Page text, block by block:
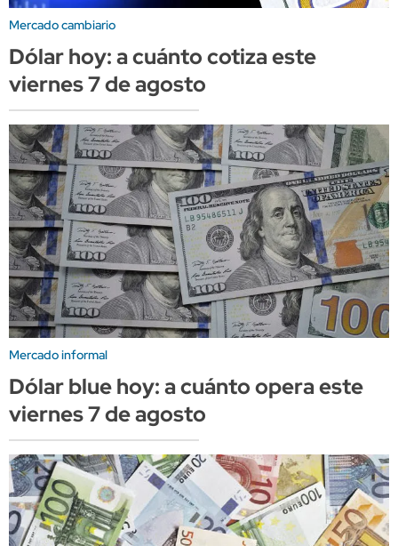
Mercado cambiario
Dólar hoy: a cuánto cotiza este
viernes 7 de agosto
Mercado informal
Dólar blue hoy: a cuánto opera este
viernes 7 de agosto